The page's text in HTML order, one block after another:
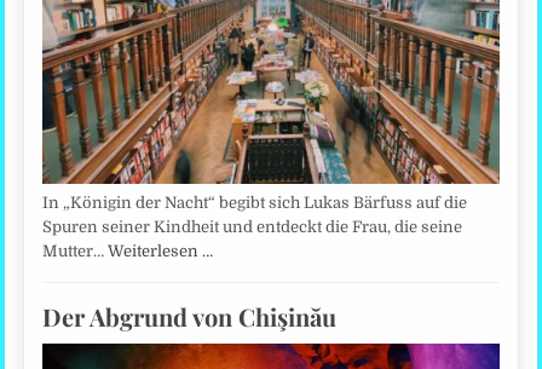
In „Königin der Nacht“ begibt sich Lukas Bärfuss auf die
Spuren seiner Kindheit und entdeckt die Frau, die seine
Mutter…Weiterlesen …
Der Abgrund von Chişinău